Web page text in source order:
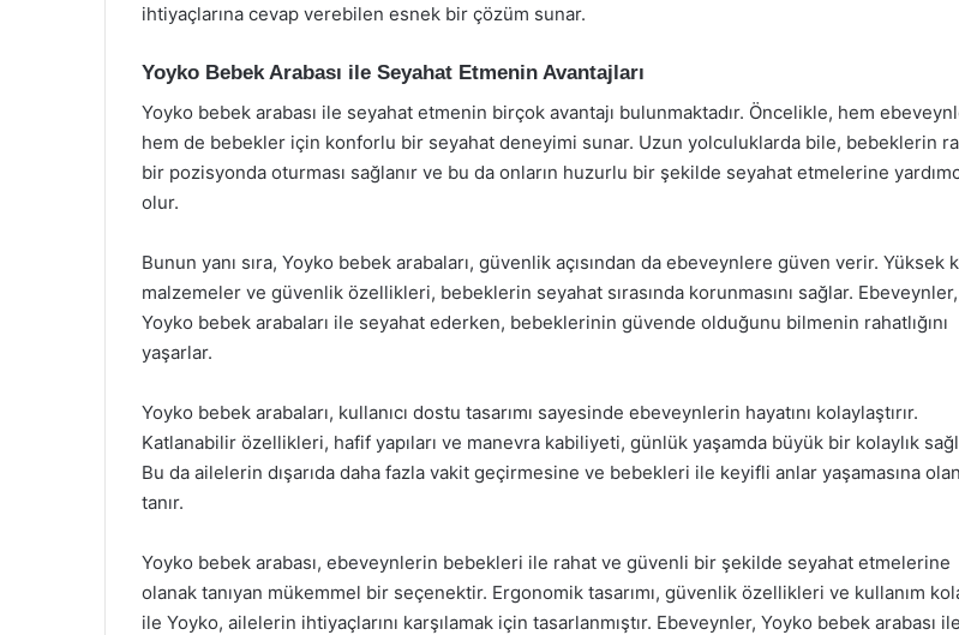
ihtiyaçlarına cevap verebilen esnek bir çözüm sunar.
Yoyko Bebek Arabası ile Seyahat Etmenin Avantajları
Yoyko bebek arabası ile seyahat etmenin birçok avantajı bulunmaktadır. Öncelikle, hem
hem de bebekler için konforlu bir seyahat deneyimi sunar. Uzun yolculuklarda bile, bebeklerin
bir pozisyonda oturması sağlanır ve bu da onların huzurlu bir şekilde seyahat etmelerine
olur.
Bunun yanı sıra, Yoyko bebek arabaları, güvenlik açısından da ebeveynlere güven verir. Yüksek
malzemeler ve güvenlik özellikleri, bebeklerin seyahat sırasında korunmasını sağlar. Ebeveynler,
Yoyko bebek arabaları ile seyahat ederken, bebeklerinin güvende olduğunu bilmenin rahatlığını
yaşarlar.
Yoyko bebek arabaları, kullanıcı dostu tasarımı sayesinde ebeveynlerin hayatını kolaylaştırır.
Katlanabilir özellikleri, hafif yapıları ve manevra kabiliyeti, günlük yaşamda büyük bir kolaylık
Bu da ailelerin dışarıda daha fazla vakit geçirmesine ve bebekleri ile keyifli anlar yaşamasına
tanır.
Yoyko bebek arabası, ebeveynlerin bebekleri ile rahat ve güvenli bir şekilde seyahat etmelerine
olanak tanıyan mükemmel bir seçenektir. Ergonomik tasarımı, güvenlik özellikleri ve kullanım
ile Yoyko, ailelerin ihtiyaçlarını karşılamak için tasarlanmıştır. Ebeveynler, Yoyko bebek arabası